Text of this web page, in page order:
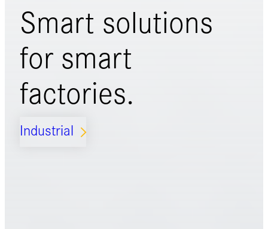
Smart solutions
for smart
factories.
Industrial ARROW_FORWARD_IOS